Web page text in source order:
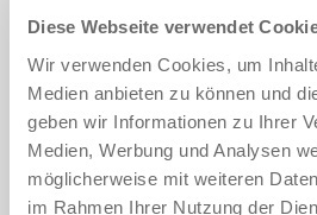
Diese Webseite verwendet
Wir verwenden Cookies, um
Medien anbieten zu können und
geben wir Informationen zu Ihrer
Medien, Werbung und Analysen
möglicherweise mit weiteren
im Rahmen Ihrer Nutzung der
DOWNLOADS
PDF-
Herunterladen